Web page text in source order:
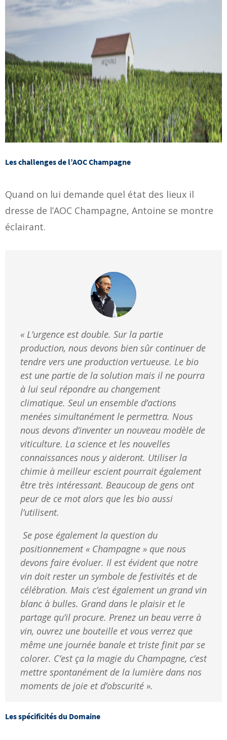
Les challenges de l’AOC Champagne
Quand on lui demande quel état des lieux il
dresse de l’AOC Champagne, Antoine se montre
éclairant.
« L’urgence est double. Sur la partie
production, nous devons bien sûr continuer de
tendre vers une production vertueuse. Le bio
est une partie de la solution mais il ne pourra
à lui seul répondre au changement
climatique. Seul un ensemble d’actions
menées simultanément le permettra. Nous
nous devons d’inventer un nouveau modèle de
viticulture. La science et les nouvelles
connaissances nous y aideront. Utiliser la
chimie à meilleur escient pourrait également
être très intéressant. Beaucoup de gens ont
peur de ce mot alors que les bio aussi
l’utilisent.
Se pose également la question du
positionnement « Champagne » que nous
devons faire évoluer. Il est évident que notre
vin doit rester un symbole de festivités et de
célébration. Mais c’est également un grand vin
blanc à bulles. Grand dans le plaisir et le
partage qu’il procure. Prenez un beau verre à
vin, ouvrez une bouteille et vous verrez que
même une journée banale et triste finit par se
colorer. C’est ça la magie du Champagne, c’est
mettre spontanément de la lumière dans nos
moments de joie et d’obscurité ».
Les spécificités du Domaine